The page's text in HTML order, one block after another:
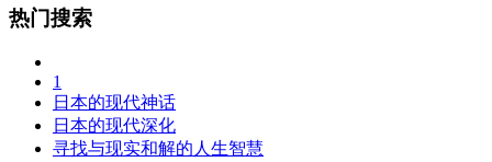
热门搜索
1
日本的现代神话
日本的现代深化
寻找与现实和解的人生智慧